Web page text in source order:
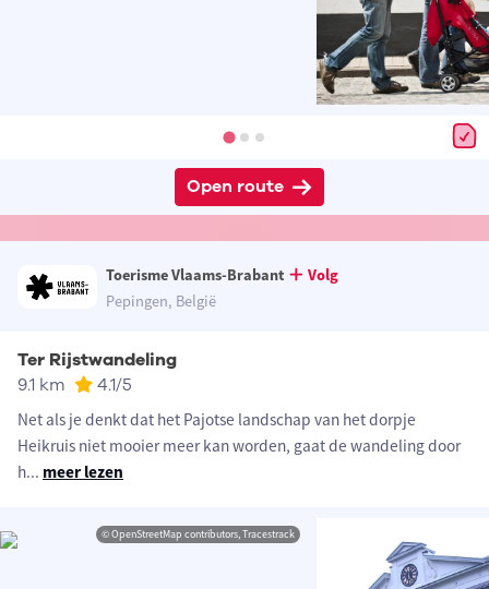
Open route
Toerisme Vlaams-Brabant
Volg
Pepingen, België
Ter Rijstwandeling
9.1 km 4.1/5
Net als je denkt dat het Pajotse landschap van het dorpje
Heikruis niet mooier meer kan worden, gaat de wandeling door
h... meer lezen
© OpenStreetMap contributors, Tracestrack